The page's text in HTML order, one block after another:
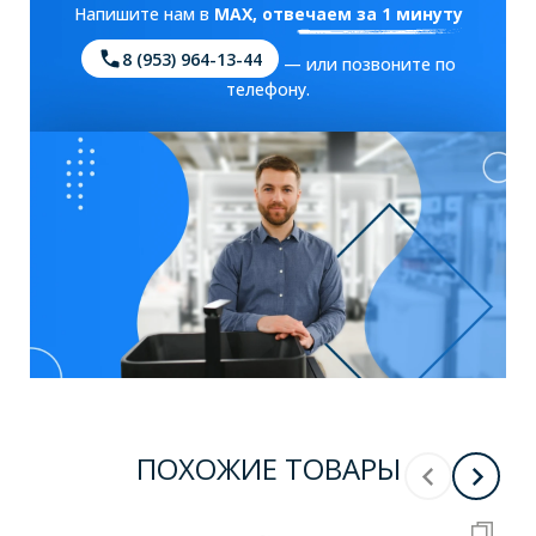
Напишите нам в MAX, отвечаем за 1 минуту
8 (953) 964-13-44
— или позвоните по
телефону.
ПОХОЖИЕ ТОВАРЫ